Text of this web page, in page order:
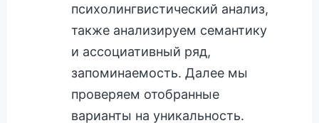
психолингвистический анализ,
также анализируем семантику
и ассоциативный ряд,
запоминаемость. Далее мы
проверяем отобранные
варианты на уникальность.